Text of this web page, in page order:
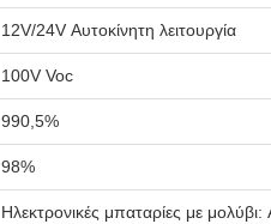
12V/24V Αυτοκίνητη λειτουργία
100V Voc
990,5%
98%
Ηλεκτρονικές μπαταρίες με